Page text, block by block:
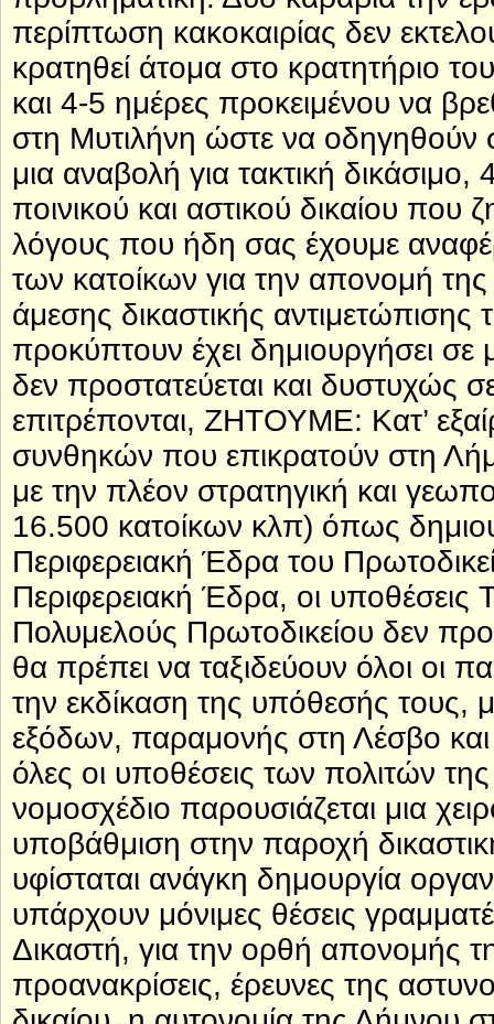
περίπτωση κακοκαιρίας δεν
κρατηθεί άτομα στο κρατητήριο
και 4-5 ημέρες προκειμένου να
στη Μυτιλήνη ώστε να
μια αναβολή για τακτική
ποινικού και αστικού δικαίου
λόγους που ήδη σας έχουμε
των κατοίκων για την απονομή της
άμεσης δικαστικής
προκύπτουν έχει δημιουργήσει
δεν προστατεύεται και δυστυχώς
επιτρέπονται, ΖΗΤΟΥΜΕ: Κατ’
συνθηκών που επικρατούν στη
με την πλέον στρατηγική και
16.500 κατοίκων κλπ) όπως
Περιφερειακή Έδρα του
Περιφερειακή Έδρα, οι υποθέσεις
Πολυμελούς Πρωτοδικείου δεν
θα πρέπει να ταξιδεύουν όλοι οι
την εκδίκαση της υπόθεσής τους,
εξόδων, παραμονής στη Λέσβο
όλες οι υποθέσεις των πολιτών
νομοσχέδιο παρουσιάζεται μια
υποβάθμιση στην παροχή
υφίσταται ανάγκη δημουργία
υπάρχουν μόνιμες θέσεις
Δικαστή, για την ορθή απονομής
προανακρίσεις, έρευνες της